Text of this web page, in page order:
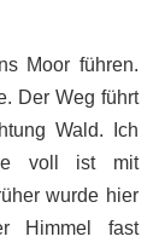
Moor führen.
Der Weg führt
Wald. Ich
voll ist mit
wurde hier
Himmel fast